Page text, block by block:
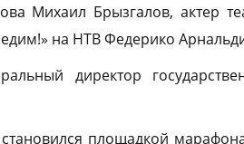
Михаил Брызгалов, актер
на НТВ Федерико
директор
площадкой